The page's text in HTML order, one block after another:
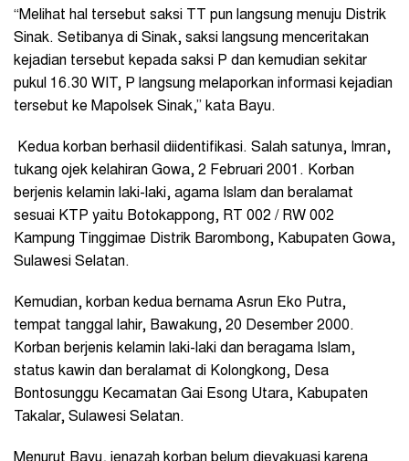
“Melihat hal tersebut saksi TT pun langsung menuju Distrik
Sinak. Setibanya di Sinak, saksi langsung menceritakan
kejadian tersebut kepada saksi P dan kemudian sekitar
pukul 16.30 WIT, P langsung melaporkan informasi kejadian
tersebut ke Mapolsek Sinak,” kata Bayu.
Kedua korban berhasil diidentifikasi. Salah satunya, Imran,
tukang ojek kelahiran Gowa, 2 Februari 2001. Korban
berjenis kelamin laki-laki, agama Islam dan beralamat
sesuai KTP yaitu Botokappong, RT 002 / RW 002
Kampung Tinggimae Distrik Barombong, Kabupaten Gowa,
Sulawesi Selatan.
Kemudian, korban kedua bernama Asrun Eko Putra,
tempat tanggal lahir, Bawakung, 20 Desember 2000.
Korban berjenis kelamin laki-laki dan beragama Islam,
status kawin dan beralamat di Kolongkong, Desa
Bontosunggu Kecamatan Gai Esong Utara, Kabupaten
Takalar, Sulawesi Selatan.